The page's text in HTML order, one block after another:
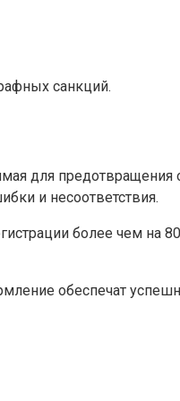
санкций.
для предотвращения
и несоответствия.
более чем на
обеспечат